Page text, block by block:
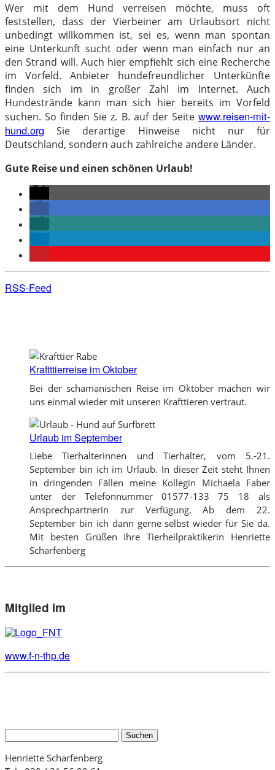
Wer mit dem Hund verreisen möchte, muss oft
feststellen, dass der Vierbeiner am Urlaubsort nicht
unbedingt willkommen ist, sei es, wenn man spontan
eine Unterkunft sucht oder wenn man einfach nur an
den Strand will. Auch hier empfiehlt sich eine Recherche
im Vorfeld. Anbieter hundefreundlicher Unterkünfte
finden sich im in großer Zahl im Internet. Auch
Hundestrände kann man sich hier bereits im Vorfeld
suchen. So finden Sie z. B. auf der Seite www.reisen-mit-
hund.org Sie derartige Hinweise nicht nur für
Deutschland, sondern auch zahlreiche andere Länder.
Gute Reise und einen schönen Urlaub!
RSS-Feed
Kraftttierreise im Oktober
Bei der schamanischen Reise im Oktober machen wir
uns einmal wieder mit unseren Krafttieren vertraut.
Urlaub im September
Liebe Tierhalterinnen und Tierhalter, vom 5.-21.
September bin ich im Urlaub. In dieser Zeit steht Ihnen
in dringenden Fällen meine Kollegin Michaela Faber
unter der Telefonnummer 01577-133 75 18 als
Ansprechpartnerin zur Verfügung. Ab dem 22.
September bin ich dann gerne selbst wieder für Sie da.
Mit besten Grüßen Ihre Tierheilpraktikerin Henriette
Scharfenberg
Mitglied im
www.f-n-thp.de
Suchen
Henriette Scharfenberg